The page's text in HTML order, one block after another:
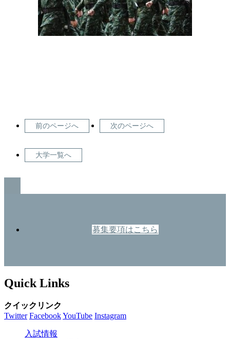
前のページへ 次のページへ
大学一覧へ
募集要項はこちら
Quick Links
クイックリンク
Twitter FacebookYouTube Instagram
入試情報